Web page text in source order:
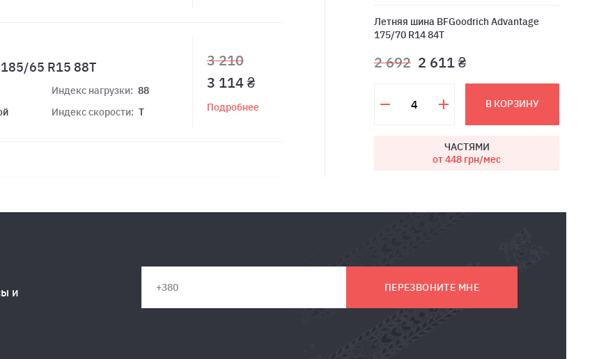
65 R15 88T
Индекс нагрузки: 88
Индекс скорости: T
3 210
3 114 ₴
Подробнее
Летняя шина BFGoodrich Advantage
175/70 R14 84T
2 692 2 611 ₴
В КОРЗИНУ
ЧАСТЯМИ
от 448 грн/мес
и
ПЕРЕЗВОНИТЕ МНЕ